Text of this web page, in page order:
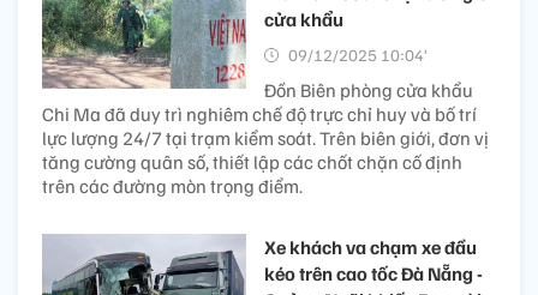
cửa khẩu
09/12/2025 10:04’
Đồn Biên phòng cửa khẩu
Chi Ma đã duy trì nghiêm chế độ trực chỉ huy và bố trí
lực lượng 24/7 tại trạm kiểm soát. Trên biên giới, đơn vị
tăng cường quân số, thiết lập các chốt chặn cố định
trên các đường mòn trọng điểm.
Xe khách va chạm xe đầu
kéo trên cao tốc Đà Nẵng -